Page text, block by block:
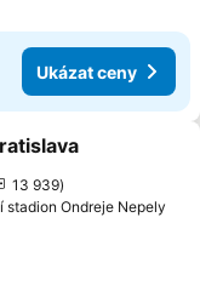
Ukázat ceny
oblíbených
13 939
stadion Ondreje Nepely